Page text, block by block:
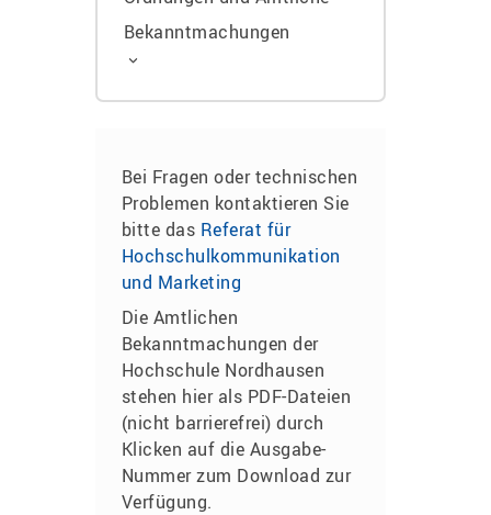
Bekanntmachungen
Bei Fragen oder technischen
Problemen kontaktieren Sie
bitte das Referat für
Hochschulkommunikation
und Marketing
Die Amtlichen
Bekanntmachungen der
Hochschule Nordhausen
stehen hier als PDF-Dateien
(nicht barrierefrei) durch
Klicken auf die Ausgabe-
Nummer zum Download zur
Verfügung.